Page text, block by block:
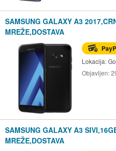
SAMSUNG GALAXY A3
MREŽE,DOSTAVA
Lokacija:
Objavljen:
SAMSUNG GALAXY A3
MREŽE,DOSTAVA